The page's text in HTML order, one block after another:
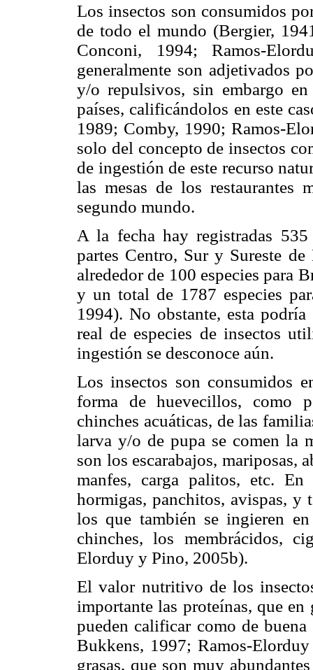
Los insectos son consumidos
de todo el mundo (Bergier,
Conconi, 1994; Ramos-
generalmente son adjetivados
y/o repulsivos, sin embargo
países, calificándolos en este
1989; Comby, 1990; Ramos-
solo del concepto de insectos
de ingestión de este recurso
las mesas de los restaurantes
segundo mundo.
A la fecha hay registradas
partes Centro, Sur y Sureste
alrededor de 100 especies para
y un total de 1787 especies
1994). No obstante, esta
real de especies de insectos
ingestión se desconoce aún.
Los insectos son consumidos
forma de huevecillos, como
chinches acuáticas, de las
larva y/o de pupa se comen la
son los escarabajos, mariposas,
manfes, carga palitos, etc. En
hormigas, panchitos, avispas, y
los que también se ingieren
chinches, los membrácidos,
Elorduy y Pino, 2005b).
El valor nutritivo de los
importante las proteínas, que
pueden calificar como de
Bukkens, 1997; Ramos-
grasas, que son muy